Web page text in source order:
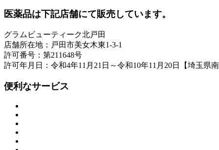
医薬品は下記店舗にて販売しています。
グラムビューティーク北戸田
店舗所在地：戸田市美女木東1-3-1
許可番号：第211648号
許可年月日：令和4年11月21日～令和10年11月20日【埼玉県南
便利なサービス